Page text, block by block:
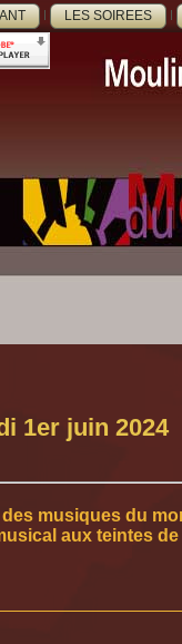
LES SOIREES
1er juin 2024
musiques du
aux teintes